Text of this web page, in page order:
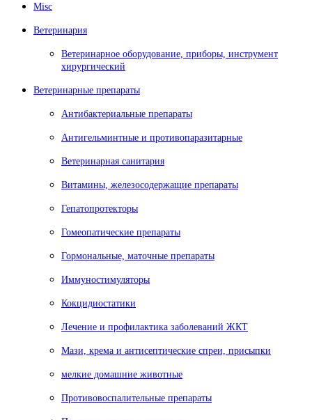
Misc
Ветеринария
Ветеринарное оборудование, приборы, инструмент
хирургический
Ветеринарные препараты
Антибактериальные препараты
Антигельминтные и противопаразитарные
Ветеринарная санитария
Витамины, железосодержащие препараты
Гепатопротекторы
Гомеопатические препараты
Гормональные, маточные препараты
Иммуностимуляторы
Кокцидиостатики
Лечение и профилактика заболеваний ЖКТ
Мази, крема и антисептические спреи, присыпки
мелкие домашние животные
Противовоспалительные препараты